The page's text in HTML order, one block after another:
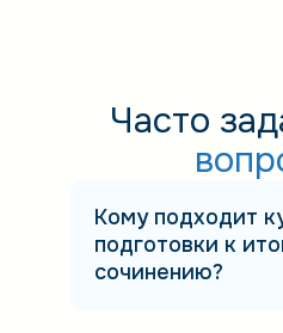
Часто
Кому подходит
подготовки к
сочинению?